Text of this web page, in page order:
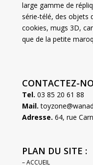
large gamme de
série-télé, des objets
cookies, mugs 3D,
que de la petite
CONTACTEZ-
Tel. 03 85 20 61 88
Mail.
Adresse. 64, rue
PLAN DU SITE :
– ACCUEIL